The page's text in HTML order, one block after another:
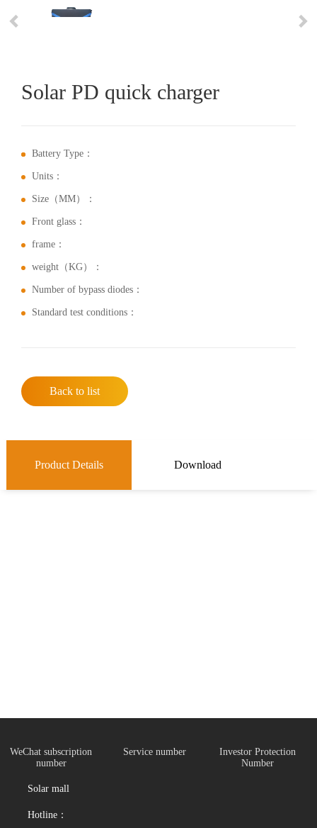
Solar PD quick charger
Battery Type：
Units：
Size（MM）：
Front glass：
frame：
weight（KG）：
Number of bypass diodes：
Standard test conditions：
Back to list
Product Details Download
WeChat subscription
number
Service number
Investor Protection
Number
Solar mall
Hotline：